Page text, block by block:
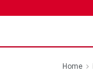
Home